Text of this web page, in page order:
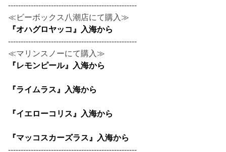
---------------------------------------------------
≪ビーボックス八潮店にて購入≫
『オハグロヤッコ』入海から
---------------------------------------------------
≪マリンスノーにて購入≫
『レモンピール』入海から
『ライムラス』入海から
『イエローコリス』入海から
『マッコスカーズラス』入海から
---------------------------------------------------